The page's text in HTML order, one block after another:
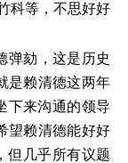
科等，不思好好
弹劾，这是历史
是赖清德这两年
下来沟通的领导
望赖清德能好好
但几乎所有议题